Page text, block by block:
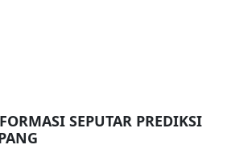
SEPUTAR PREDIKSI